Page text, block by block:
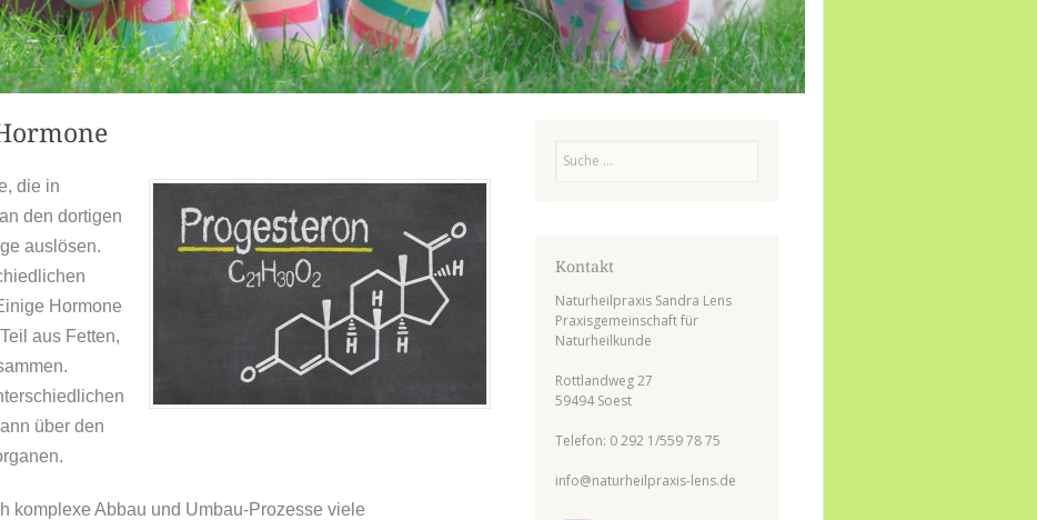
die in
den dortigen
auslösen.
Hormone
aus Fetten,
über den
komplexe Abbau und Umbau-Prozesse viele
Kontakt
Naturheilpraxis Sandra Lens
Praxisgemeinschaft für
Naturheilkunde
Rottlandweg 27
59494 Soest
Telefon: 0 292 1/559 78 75
info@naturheilpraxis-lens.de